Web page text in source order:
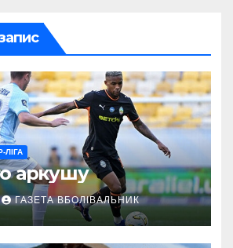
ЛІГА
аркушу
ГАЗЕТА ВБОЛІВАЛЬНИК